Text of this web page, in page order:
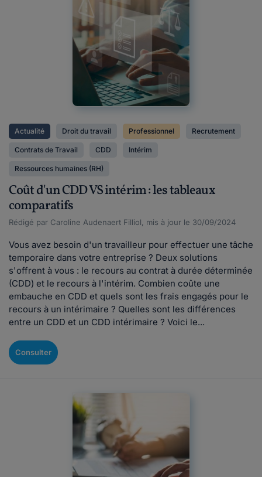
Actualité Droit du travail Professionnel Recrutement
Contrats de Travail CDD Intérim
Ressources humaines (RH)
Coût d'un CDD VS intérim : les tableaux
comparatifs
Rédigé par Caroline Audenaert Filliol, mis à jour le 30/09/2024
Vous avez besoin d'un travailleur pour effectuer une tâche
temporaire dans votre entreprise ? Deux solutions
s'offrent à vous : le recours au contrat à durée déterminée
(CDD) et le recours à l'intérim. Combien coûte une
embauche en CDD et quels sont les frais engagés pour le
recours à un intérimaire ? Quelles sont les différences
entre un CDD et un CDD intérimaire ? Voici le...
Consulter